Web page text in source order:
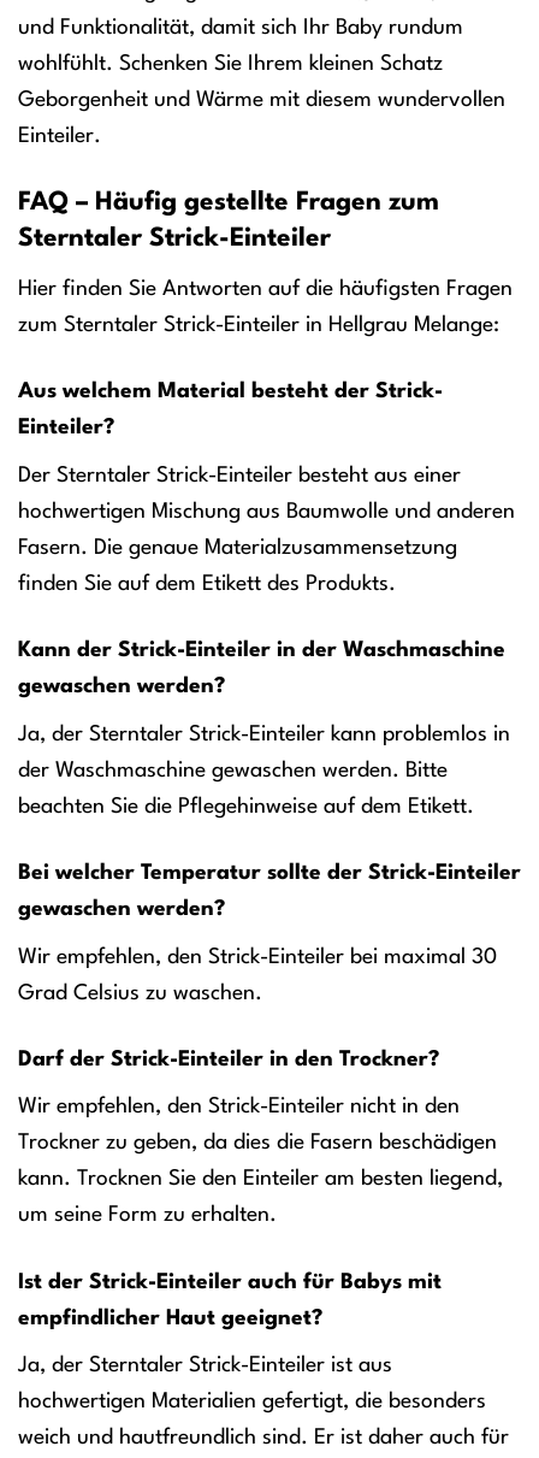
und Funktionalität, damit sich Ihr Baby rundum
wohlfühlt. Schenken Sie Ihrem kleinen Schatz
Geborgenheit und Wärme mit diesem wundervollen
Einteiler.
FAQ – Häufig gestellte Fragen zum
Sterntaler Strick-Einteiler
Hier finden Sie Antworten auf die häufigsten Fragen
zum Sterntaler Strick-Einteiler in Hellgrau Melange:
Aus welchem Material besteht der Strick-
Einteiler?
Der Sterntaler Strick-Einteiler besteht aus einer
hochwertigen Mischung aus Baumwolle und anderen
Fasern. Die genaue Materialzusammensetzung
finden Sie auf dem Etikett des Produkts.
Kann der Strick-Einteiler in der Waschmaschine
gewaschen werden?
Ja, der Sterntaler Strick-Einteiler kann problemlos in
der Waschmaschine gewaschen werden. Bitte
beachten Sie die Pflegehinweise auf dem Etikett.
Bei welcher Temperatur sollte der Strick-Einteiler
gewaschen werden?
Wir empfehlen, den Strick-Einteiler bei maximal 30
Grad Celsius zu waschen.
Darf der Strick-Einteiler in den Trockner?
Wir empfehlen, den Strick-Einteiler nicht in den
Trockner zu geben, da dies die Fasern beschädigen
kann. Trocknen Sie den Einteiler am besten liegend,
um seine Form zu erhalten.
Ist der Strick-Einteiler auch für Babys mit
empfindlicher Haut geeignet?
Ja, der Sterntaler Strick-Einteiler ist aus
hochwertigen Materialien gefertigt, die besonders
weich und hautfreundlich sind. Er ist daher auch für